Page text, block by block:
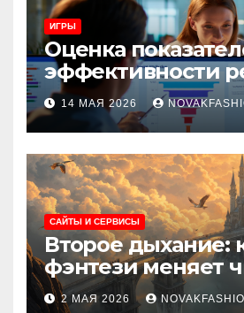
ИГРЫ
Оценка
эффективности
при атрибуции
множественных
касания
14 МАЯ 2026
САЙТЫ И СЕРВИСЫ
Второе дыхание:
фэнтези меняет
культуру
2 МАЯ 2026